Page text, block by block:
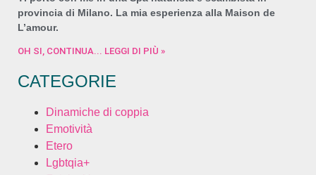
provincia di Milano. La mia esperienza alla Maison de
L’amour.
OH SI, CONTINUA... LEGGI DI PIÙ »
CATEGORIE
Dinamiche di coppia
Emotività
Etero
Lgbtqia+